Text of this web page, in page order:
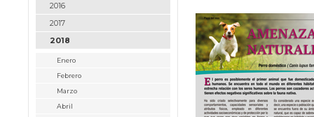
2016
2017
2018
Enero
Febrero
Marzo
Abril